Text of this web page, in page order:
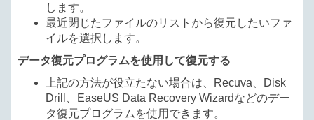
します。
最近閉じたファイルのリストから復元したいファ
イルを選択します。
データ復元プログラムを使用して復元する
上記の方法が役立たない場合は、Recuva、Disk
Drill、EaseUS Data Recovery Wizardなどのデー
タ復元プログラムを使用できます。